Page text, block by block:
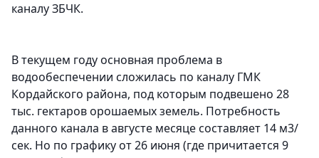
каналу ЗБЧК.
В текущем году основная проблема в
водообеспечении сложилась по каналу ГМК
Кордайского района, под которым подвешено 28
тыс. гектаров орошаемых земель. Потребность
данного канала в августе месяце составляет 14 м3/
сек. Но по графику от 26 июня (где причитается 9